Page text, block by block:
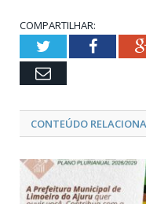
COMPARTILHAR:
Twitter
Email
CONTEÚDO